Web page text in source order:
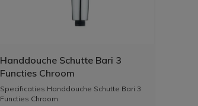
Handdouche Schutte Bari 3
Functies Chroom
Specificaties Handdouche Schutte Bari 3
Functies Chroom: